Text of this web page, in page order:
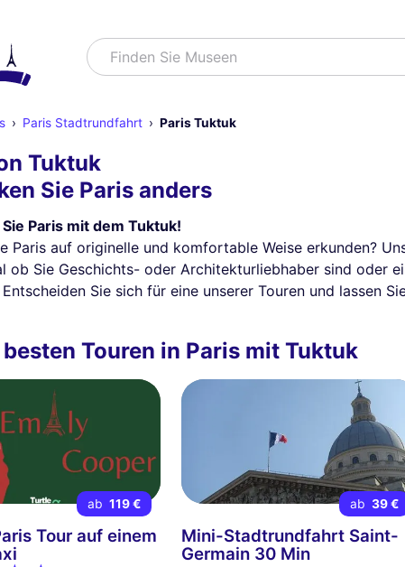
SuchenFinden Sie Museen
Paris Stadtrundfahrt Paris Tuktuk
Tuktuk
Sie Paris anders
Paris mit dem Tuktuk!
Paris auf originelle und komfortable Weise erkunden?
ob Sie Geschichts- oder Architekturliebhaber sind oder
Sie sich für eine unserer Touren und lassen
besten Touren in Paris mit Tuktuk
ab 119 €
Tour auf einem
ab 39 €
Mini-Stadtrundfahrt Saint-
Germain 30 Min